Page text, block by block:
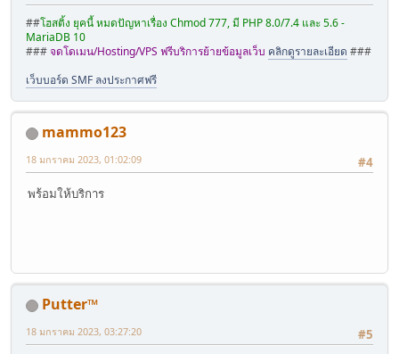
##โฮสติ้ง ยุคนี้ หมดปัญหาเรื่อง Chmod 777, มี PHP 8.0/7.4 และ 5.6 -
MariaDB 10
###จดโดเมน/Hosting/VPS ฟรีบริการย้ายข้อมูลเว็บ คลิกดูรายละเอียด ###
เว็บบอร์ด SMF ลงประกาศฟรี
mammo123
#4
18 มกราคม 2023, 01:02:09
พร้อมให้บริการ
Putter™
#5
18 มกราคม 2023, 03:27:20